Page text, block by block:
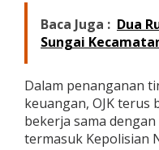
Baca Juga : Dua
Sungai
Dalam penanganan
keuangan, OJK terus
bekerja sama
termasuk Kepolisian